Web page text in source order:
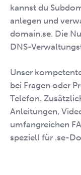
kannst du
anlegen und
domain.se. Die
DNS-
Unser
bei Fragen oder
Telefon.
Anleitungen,
umfangreichen
speziell für .se-